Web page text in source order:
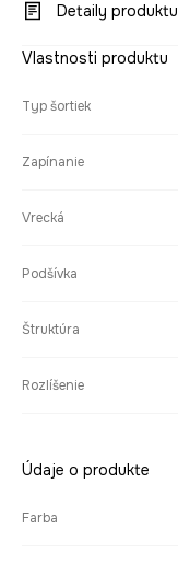
Detaily produktu
Vlastnosti produktu
Typ šortiek
Zapínanie
Vrecká
Podšívka
Štruktúra
Rozlíšenie
Údaje o produkte
Farba